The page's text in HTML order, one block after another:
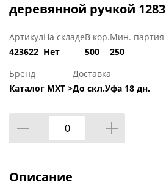
деревянной ручкой 1283
Артикул
423622
На складе
Нет
В кор.
500
Мин. партия
250
Бренд
Каталог МХТ >
Доставка
До скл.Уфа 18 дн.
Описание